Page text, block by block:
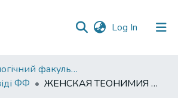
Log In (current)
12. Філологічний факультет
ФФ
ЖЕНСКАЯ ТЕОНИМИЯ В ДРЕВНЕРУССКОМ ТОЛКОВАНИИ XXXIX «СЛОВА» ГРИГОРИЯ НАЗИАНЗИНА